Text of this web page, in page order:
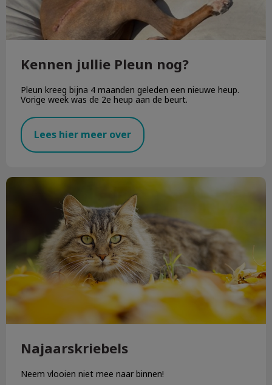
Kennen jullie Pleun nog?
Pleun kreeg bijna 4 maanden geleden een nieuwe heup.
Vorige week was de 2e heup aan de beurt.
Lees hier meer over
Najaarskriebels
Najaarskriebels
Neem vlooien niet mee naar binnen!